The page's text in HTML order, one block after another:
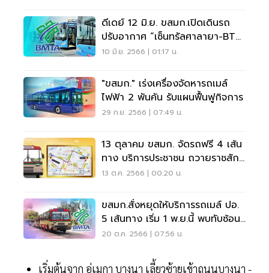
ดีเดย์ 12 มิ.ย. ขสมก.เปิดเดินรถ
ปรับอากาศ “เซ็นทรัลศาลายา-BTS
หมอชิต”
10 มิ.ย. 2566 | 01:17 น.
"ขสมก." เร่งเครื่องจัดหารถเมล์
ไฟฟ้า 2 พันคัน รับแผนฟื้นฟูกิจการ
29 ก.ย. 2566 | 07:49 น.
13 ตุลาคม ขสมก. จัดรถฟรี 4 เส้น
ทาง บริการประชาชน ถวายราชสัก
การะ ในหลวง ร.9
13 ต.ค. 2566 | 00:20 น.
ขสมก.สั่งหยุดให้บริการรถเมล์ ปอ.
5 เส้นทาง เริ่ม 1 พ.ย.นี้ พบทับซ้อน
เอกชน
20 ต.ค. 2566 | 07:56 น.
เริ่มต้นจาก อู่เมกา บางนา เลี้ยวซ้ายเข้าถนนบางนา -